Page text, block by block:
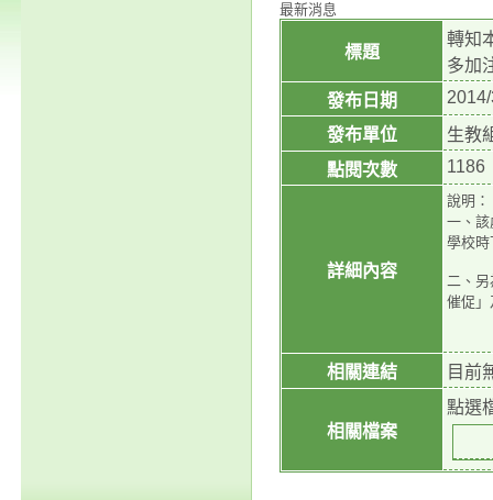
最新消息
標題
轉知
多加
發布日期
發布單位
生教
點閱次數
1186
詳細內容
說明：
一、 該
學校時
二、
催促」
相關連結 目前
相關檔案
點選